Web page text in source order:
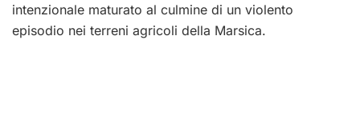
intenzionale maturato al culmine di un violento
episodio nei terreni agricoli della Marsica.